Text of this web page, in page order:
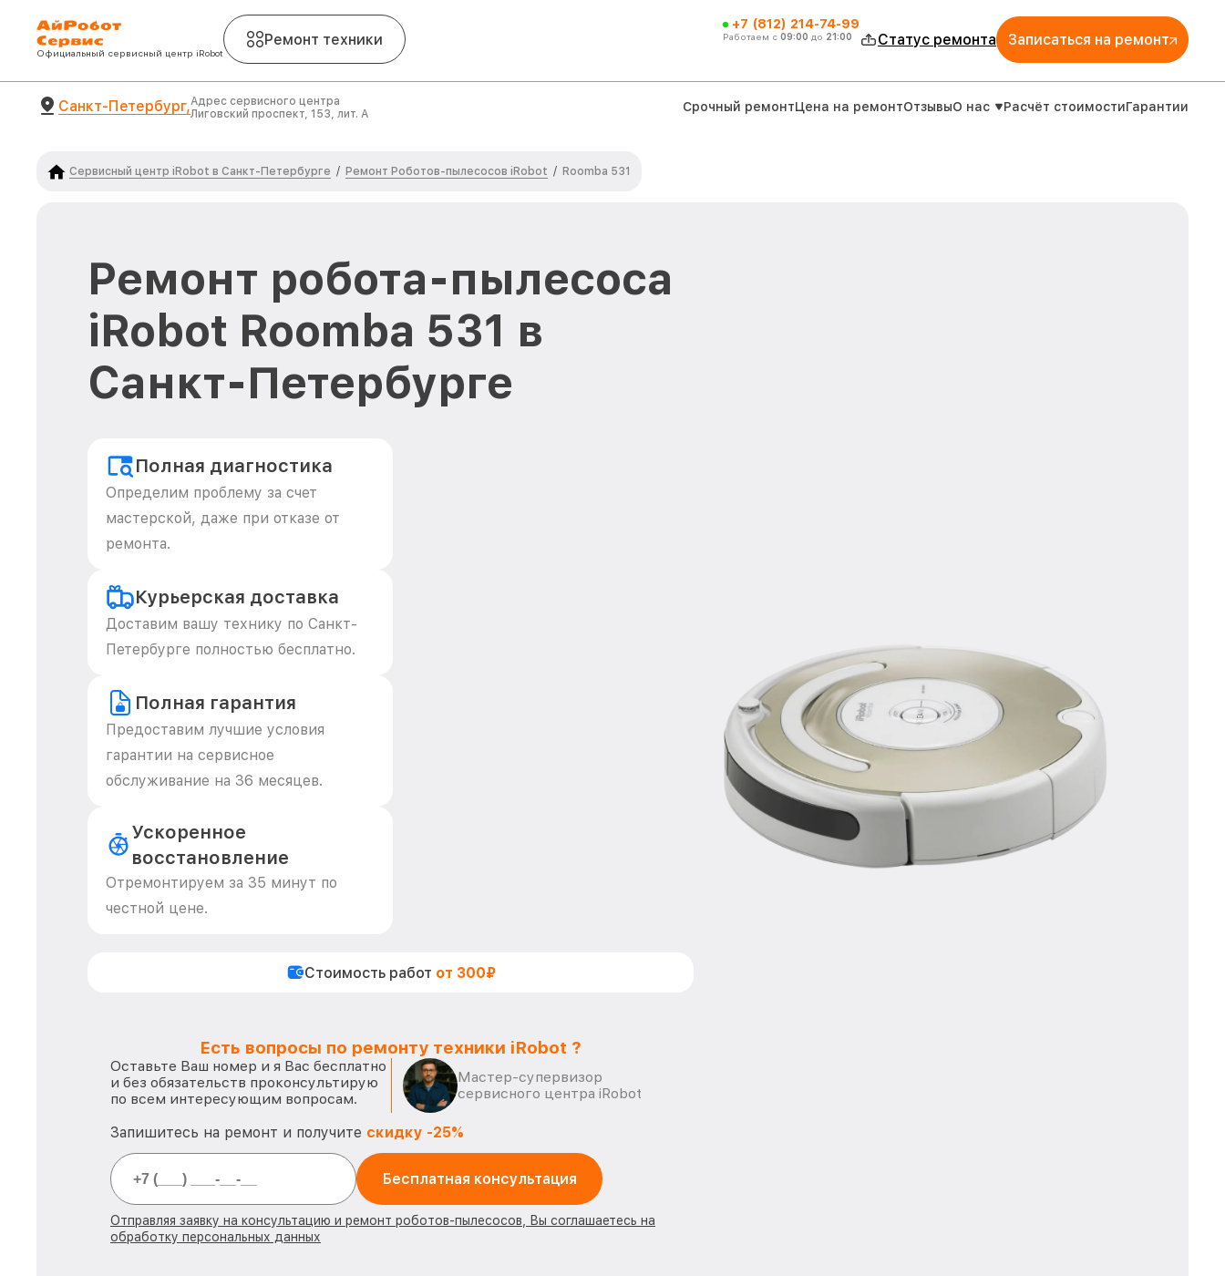
Официальный сервисный центр iRobot
Ремонт техники
+7 (812) 214-74-99
Работаем с 09:00 до 21:00 Статус ремонта Записаться на ремонт
Санкт-Петербург,Адрес сервисного центра
Лиговский проспект, 153, лит. А
Срочный ремонтЦена на ремонтОтзывыО нас Расчёт стоимостиГарантии
Сервисный центр iRobot в Санкт-Петербурге / Ремонт Роботов-пылесосов iRobot / Roomba 531
Ремонт робота-пылесоса
iRobot Roomba 531 в
Санкт-Петербурге
Полная диагностика
Определим проблему за счет
мастерской, даже при отказе от
ремонта.
Курьерская доставка
Доставим вашу технику по Санкт-
Петербурге полностью бесплатно.
Полная гарантия
Предоставим лучшие условия
гарантии на сервисное
обслуживание на 36 месяцев.
Ускоренное
восстановление
Отремонтируем за 35 минут по
честной цене.
Стоимость работ от 300₽
Есть вопросы по ремонту техники iRobot ?
Оставьте Ваш номер и я Вас бесплатно
и без обязательств проконсультирую
по всем интересующим вопросам.
Мастер-супервизор
сервисного центра iRobot
Запишитесь на ремонт и получите скидку -25%
Бесплатная консультация
Отправляя заявку на консультацию и ремонт роботов-пылесосов, Вы соглашаетесь на
обработку персональных данных